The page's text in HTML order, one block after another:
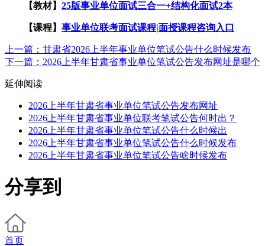
【教材】 25版事业单位面试三合一+结构化面试2本
【课程】 事业单位联考面试课程|面授课程咨询入口
上一篇：甘肃省2026上半年事业单位笔试公告什么时候发布
下一篇：2026上半年甘肃省事业单位笔试公告发布网址是哪个
延伸阅读
2026上半年甘肃省事业单位笔试公告发布网址
2026上半年甘肃省事业单位联考笔试公告何时出？
2026上半年甘肃省事业单位笔试公告什么时候出
2026上半年甘肃省事业单位笔试公告什么时候发布
2026上半年甘肃省事业单位笔试公告啥时候发布
分享到
首页